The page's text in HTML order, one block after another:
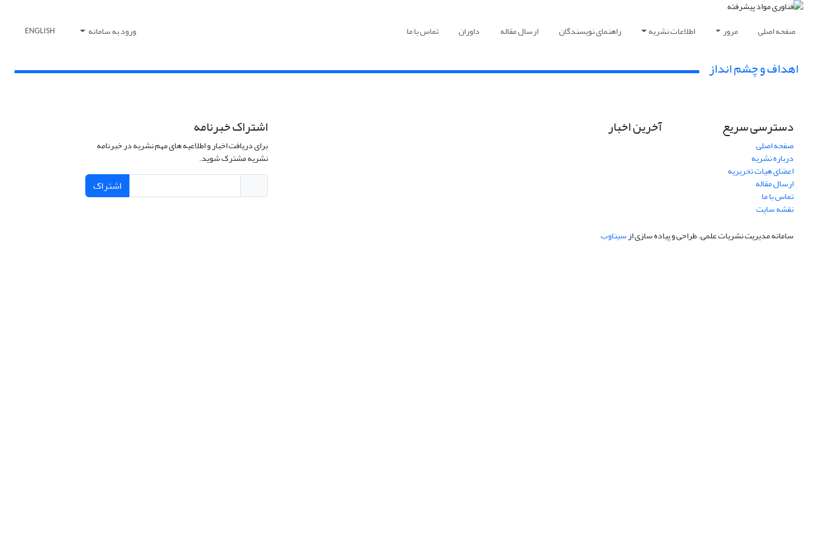
صفحه اصلی مرور اطلاعات نشریه راهنمای نویسندگان ارسال مقاله داوران تماس با ما ورود به سامانه ENGLISH
اهداف و چشم انداز
دسترسی سریع
صفحه اصلی
درباره نشریه
اعضای هیات تحریریه
ارسال مقاله
تماس با ما
نقشه سایت
آخرین اخبار اشتراک خبرنامه
برای دریافت اخبار و اطلاعیه های مهم نشریه در خبرنامه
نشریه مشترک شوید.
اشتراک
سامانه مدیریت نشریات علمی.طراحی و پیاده سازی ازسیناوب